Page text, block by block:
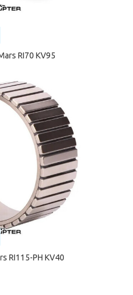
RI70 KV95
RI115-PH KV40